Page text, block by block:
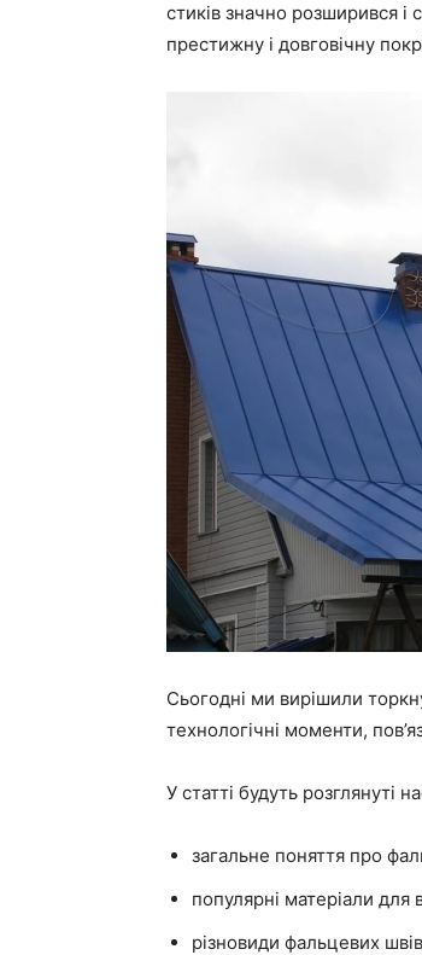
стиків значно розширився
престижну і довговічну
Сьогодні ми вирішили
технологічні моменти,
У статті будуть розглянуті
загальне поняття про
популярні матеріали для
різновиди фальцевих